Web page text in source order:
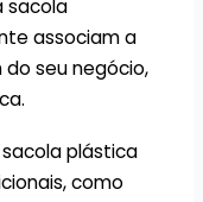
sacola
associam a
seu negócio,
plástica
como